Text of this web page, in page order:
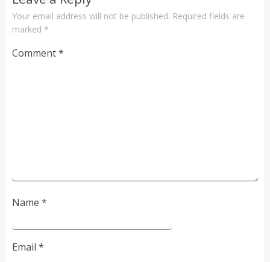
Your email address will not be published. Required fields are
marked *
Comment*
Name *
Email *